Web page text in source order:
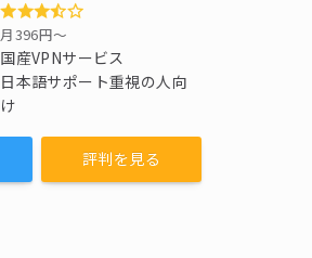
月396円〜
国産VPNサービス
日本語サポート重視の人向
け
評判を見る